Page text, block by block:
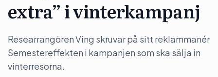
extra” i vinterkampanj
Researrangören Ving skruvar på sitt reklammanér
Semestereffekten i kampanjen som ska sälja in
vinterresorna.